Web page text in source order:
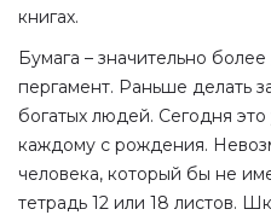
книгах.
Бумага – значительно
пергамент. Раньше делать
богатых людей. Сегодня
каждому с рождения.
человека, который бы не
тетрадь 12 или 18 листов.